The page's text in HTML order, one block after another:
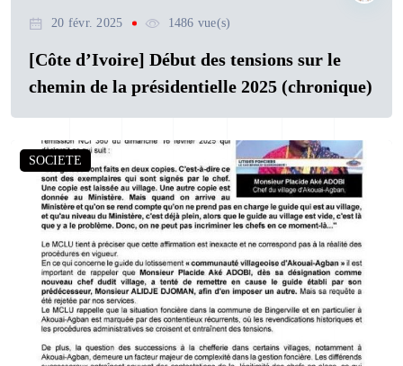
20 févr. 2025 1486 vue(s)
[Côte d’Ivoire] Début des tensions sur le
chemin de la présidentielle 2025 (chronique)
SOCIETE